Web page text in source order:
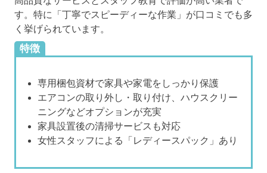
す。特に「丁寧でスピーディーな作業」が口コミでも多
く挙げられています。
特徴
専用梱包資材で家具や家電をしっかり保護
エアコンの取り外し・取り付け、ハウスクリー
ニングなどオプションが充実
家具設置後の清掃サービスも対応
女性スタッフによる「レディースパック」あり